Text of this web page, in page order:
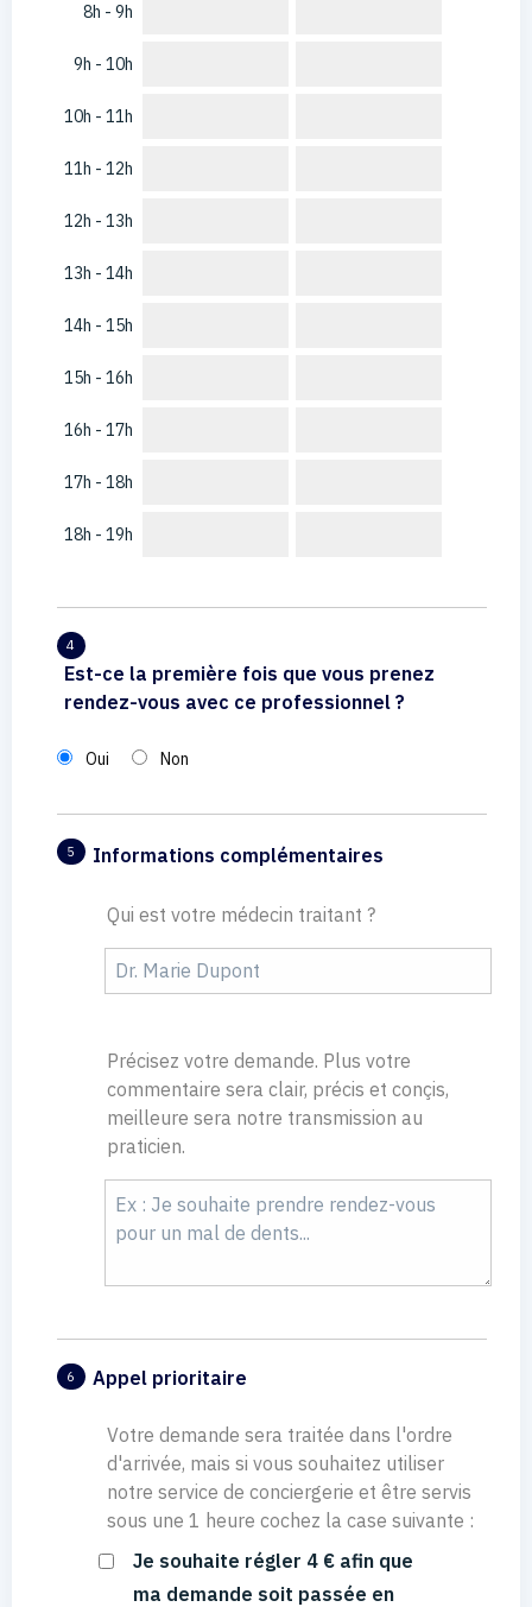
8h - 9h
9h - 10h
10h - 11h
11h - 12h
12h - 13h
13h - 14h
14h - 15h
15h - 16h
16h - 17h
17h - 18h
18h - 19h
4
Est-ce la première fois que vous prenez
rendez-vous avec ce professionnel ?
Oui Non
5 Informations complémentaires
Qui est votre médecin traitant ?
Précisez votre demande. Plus votre
commentaire sera clair, précis et conçis,
meilleure sera notre transmission au
praticien.
6 Appel prioritaire
Votre demande sera traitée dans l'ordre
d'arrivée, mais si vous souhaitez utiliser
notre service de conciergerie et être servis
sous une 1 heure cochez la case suivante :
Je souhaite régler 4 € afin que
ma demande soit passée en